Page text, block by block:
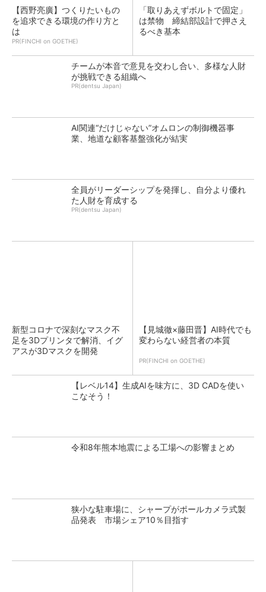
【西野亮廣】つくりたいもの
を追求できる環境の作り方と
は
PR(FINCHI on GOETHE)
「取りあえずボルトで固定」
は禁物 締結部設計で押さえ
るべき基本
チームが本音で意見を交わし合い、多様な人財
が挑戦できる組織へ
PR(dentsu Japan)
AI関連“だけじゃない”オムロンの制御機器事
業、地道な顧客基盤強化が結実
全員がリーダーシップを発揮し、自分より優れ
た人財を育成する
PR(dentsu Japan)
新型コロナで深刻なマスク不
足を3Dプリンタで解消、イグ
アスが3Dマスクを開発
【見城徹×藤田晋】AI時代でも
変わらない経営者の本質
PR(FINCHI on GOETHE)
【レベル14】生成AIを味方に、3D CADを使い
こなそう！
令和8年熊本地震による工場への影響まとめ
狭小な駐車場に、シャープがポールカメラ式製
品発表 市場シェア10％目指す